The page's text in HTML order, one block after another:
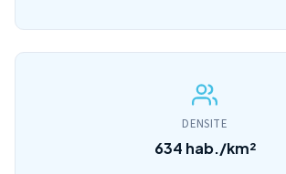
DENSITE
634 hab./km²